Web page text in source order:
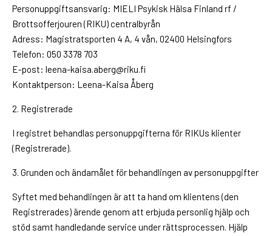
Personuppgiftsansvarig: MIELI Psykisk Hälsa Finland rf /
Brottsofferjouren (RIKU) centralbyrån
Adress: Magistratsporten 4 A, 4 vån, 02400 Helsingfors
Telefon: 050 3378 703
E-post: leena-kaisa.aberg@riku.fi
Kontaktperson: Leena-Kaisa Åberg
2. Registrerade
I registret behandlas personuppgifterna för RIKUs klienter
(Registrerade).
3. Grunden och ändamålet för behandlingen av personuppgifter
Syftet med behandlingen är att ta hand om klientens (den
Registrerades) ärende genom att erbjuda personlig hjälp och
stöd samt handledande service under rättsprocessen. Hjälp